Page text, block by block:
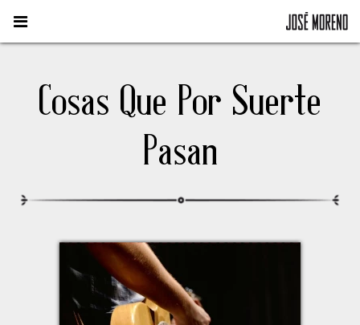
Cosas Que Por Suerte
Pasan